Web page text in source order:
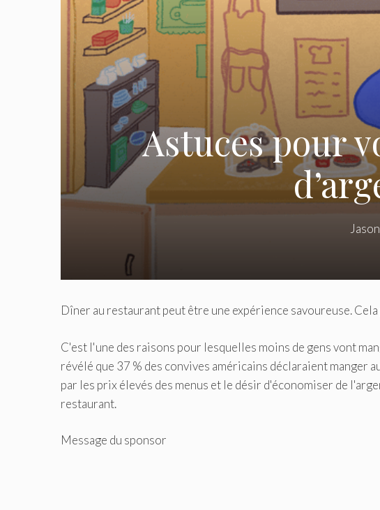
Astuces pour
Dîner au restaurant peut être une expérience savoureuse.
C'est l'une des raisons pour lesquelles moins de gens vont
révélé que 37 % des convives américains déclaraient manger
par les prix élevés des menus et le désir d'économiser de
restaurant.
Message du sponsor